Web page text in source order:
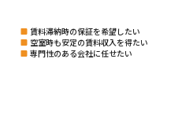
賃料滞納時の保証を希望したい
空室時も安定の賃料収入を得たい
専門性のある会社に任せたい